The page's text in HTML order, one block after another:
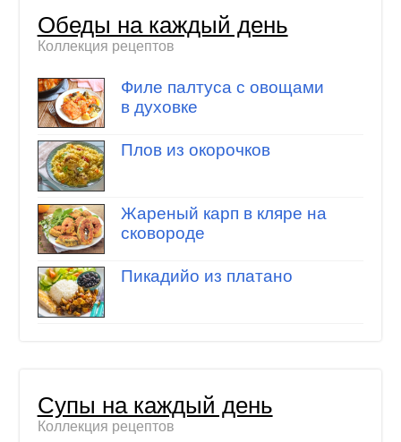
Обеды на каждый день
Коллекция рецептов
Филе палтуса с овощами
в духовке
Плов из окорочков
Жареный карп в кляре на
сковороде
Пикадийо из платано
Супы на каждый день
Коллекция рецептов